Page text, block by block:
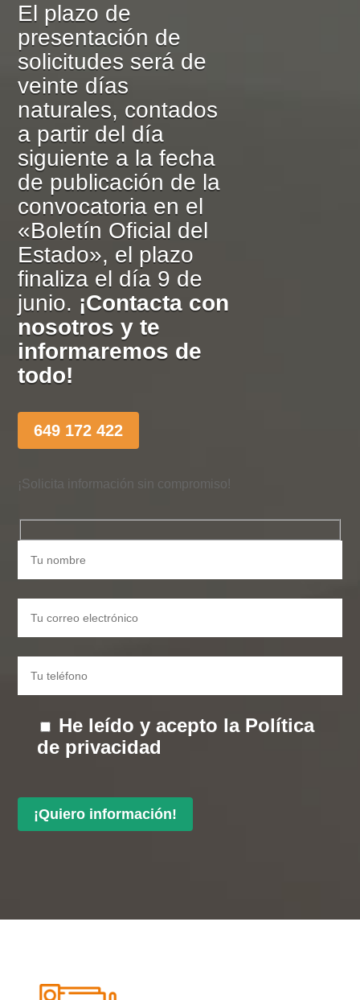
El plazo de
presentación de
solicitudes será de
veinte días
naturales, contados
a partir del día
siguiente a la fecha
de publicación de la
convocatoria en el
«Boletín Oficial del
Estado», el plazo
finaliza el día 9 de
junio. ¡Contacta con
nosotros y te
informaremos de
todo!
649 172 422
¡Solicita información sin compromiso!
He leído y acepto la Política
de privacidad